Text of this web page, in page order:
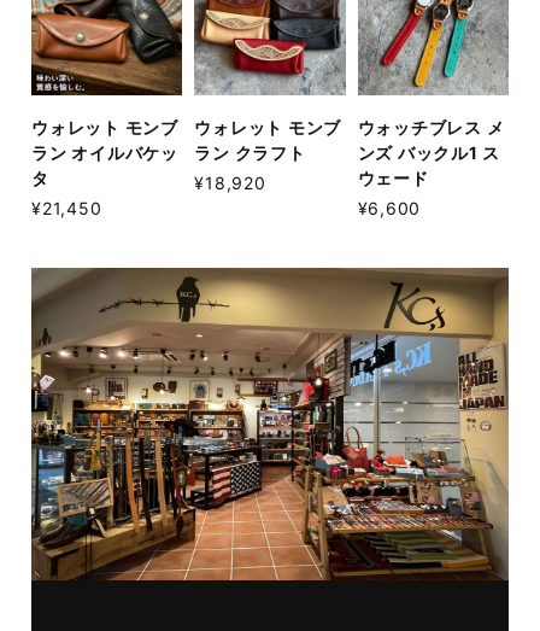
ウォレット モンブ
ラン オイルバケッ
タ
¥21,450
ウォレット モンブ
ラン クラフト
¥18,920
ウォッチブレス メ
ンズ バックル1 ス
ウェード
¥6,600